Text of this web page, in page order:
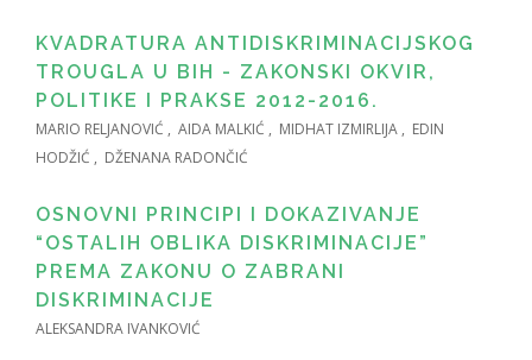
KVADRATURA ANTIDISKRIMINACIJSKOG
TROUGLA U BIH - ZAKONSKI OKVIR,
POLITIKE I PRAKSE 2012-2016.
MARIO RELJANOVIĆ , AIDA MALKIĆ , MIDHAT IZMIRLIJA , EDIN
HODŽIĆ , DŽENANA RADONČIĆ
OSNOVNI PRINCIPI I DOKAZIVANJE
“OSTALIH OBLIKA DISKRIMINACIJE”
PREMA ZAKONU O ZABRANI
DISKRIMINACIJE
ALEKSANDRA IVANKOVIĆ